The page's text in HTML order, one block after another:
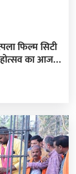
फिल्म सिटी
का आज
से पलट गई